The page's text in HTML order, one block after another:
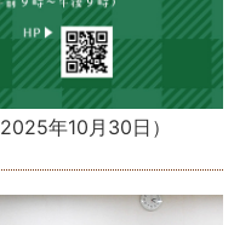
2025年10月30日 ）